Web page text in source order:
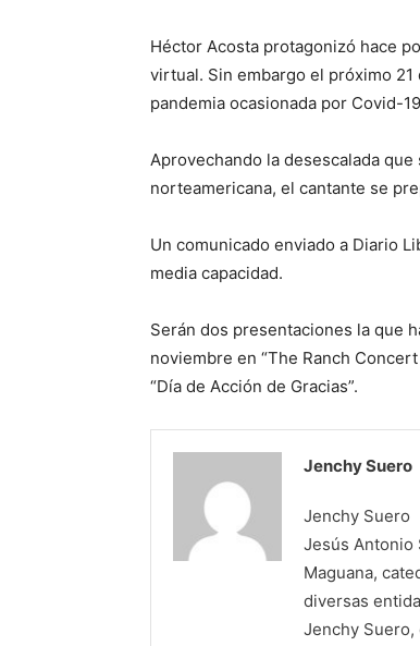
Héctor Acosta protagonizó hace
virtual. Sin embargo el próximo
pandemia ocasionada por Covid-
Aprovechando la desescalada
norteamericana, el cantante se
Un comunicado enviado a Diario
media capacidad.
Serán dos presentaciones la que
noviembre en “The Ranch
“Día de Acción de Gracias”.
Jenchy Suero
Jenchy Suero
Jesús Antonio
Maguana,
diversas
Jenchy Suero,